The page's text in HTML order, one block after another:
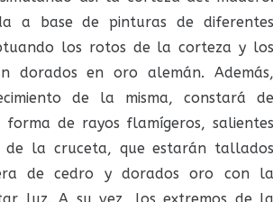
a base de pinturas de diferentes
los rotos de la corteza y los
dorados en oro alemán. Además,
de la misma, constará de
de rayos flamígeros, salientes
de la cruceta, que estarán tallados
de cedro y dorados oro con la